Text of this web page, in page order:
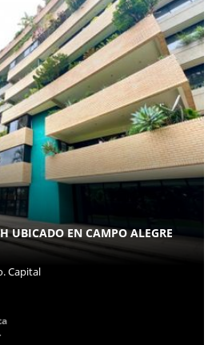
UBICADO EN CAMPO ALEGRE
Capital